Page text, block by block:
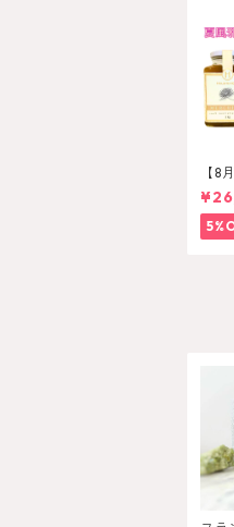
【8
シェ